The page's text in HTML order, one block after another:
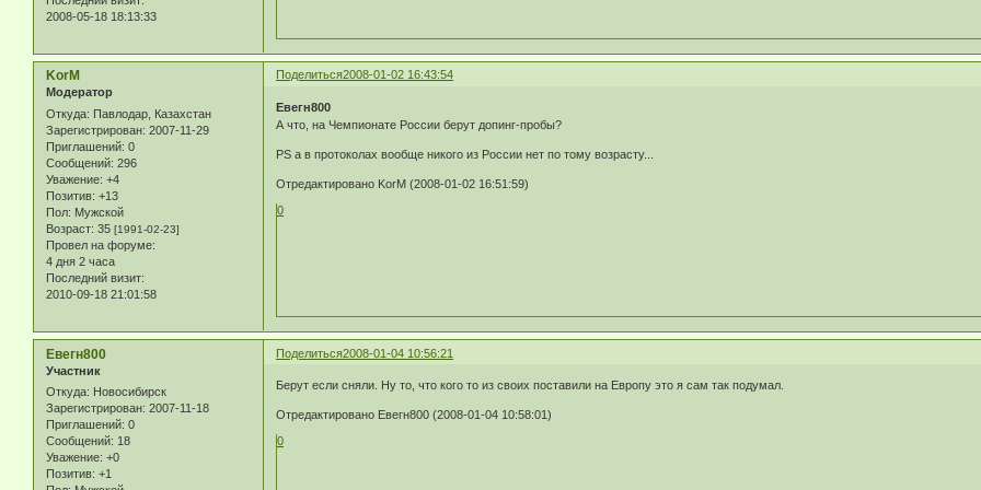
2008-05-18 18:13:33
Поделиться2008-01-02 16:43:54
KorM
Модератор
Откуда: Павлодар, Казахстан
Зарегистрирован: 2007-11-29
Приглашений: 0
Сообщений: 296
Уважение: +4
Позитив: +13
Пол: Мужской
Возраст: 35 [1991-02-23]
Провел на форуме:
4 дня 2 часа
Последний визит:
2010-09-18 21:01:58
Евегн800
А что, на Чемпионате России берут допинг-пробы?
PS a в протоколах вообще никого из России нет по тому возрасту...
Отредактировано KorM (2008-01-02 16:51:59)
0
Поделиться2008-01-04 10:56:21
Евегн800
Участник
Откуда: Новосибирск
Зарегистрирован: 2007-11-18
Приглашений: 0
Сообщений: 18
Уважение: +0
Позитив: +1
Берут если сняли. Ну то, что кого то из своих поставили на Европу это я сам так подумал.
Отредактировано Евегн800 (2008-01-04 10:58:01)
0